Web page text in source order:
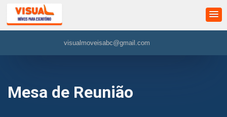
visualmoveisabc@gmail.com
Mesa de Reunião